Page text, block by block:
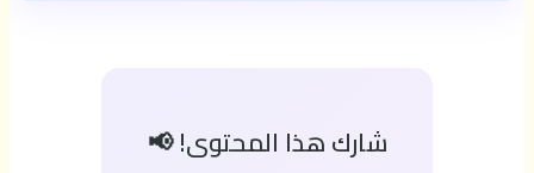
شارك هذا المحتوى! 📢